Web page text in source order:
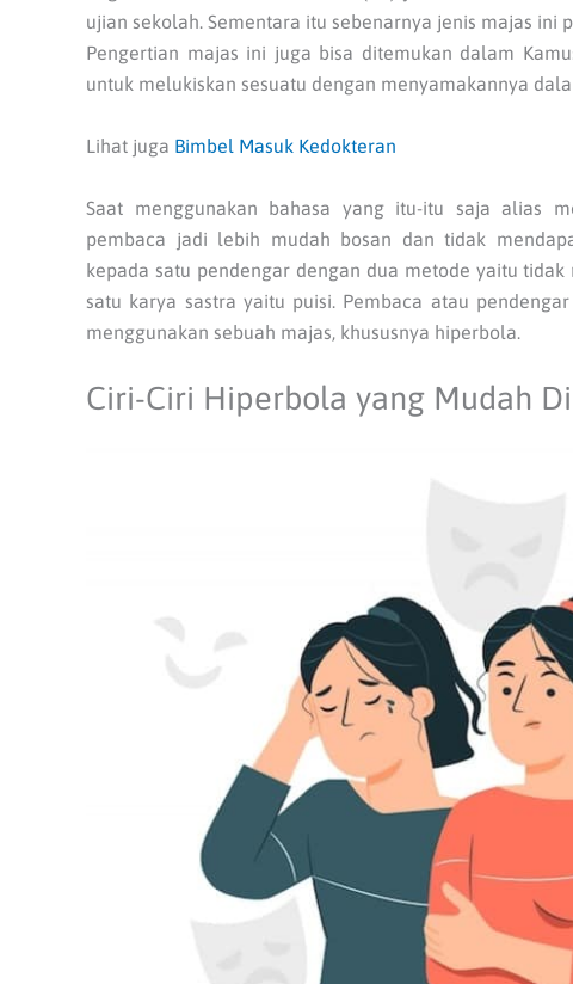
ujian sekolah. Sementara itu sebenarnya jenis majas
Pengertian majas ini juga bisa ditemukan dalam
untuk melukiskan sesuatu dengan menyamakannya
Lihat juga Bimbel Masuk Kedokteran
Saat menggunakan bahasa yang itu-itu saja alias
pembaca jadi lebih mudah bosan dan tidak
kepada satu pendengar dengan dua metode yaitu
satu karya sastra yaitu puisi. Pembaca atau
menggunakan sebuah majas, khususnya hiperbola.
Ciri-Ciri Hiperbola yang Mudah